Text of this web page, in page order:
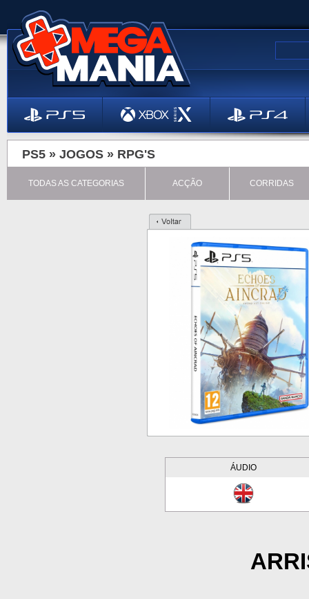
PS5 » JOGOS » RPG'S
TODAS AS CATEGORIAS ACÇÃO CORRIDAS
ÁUDIO